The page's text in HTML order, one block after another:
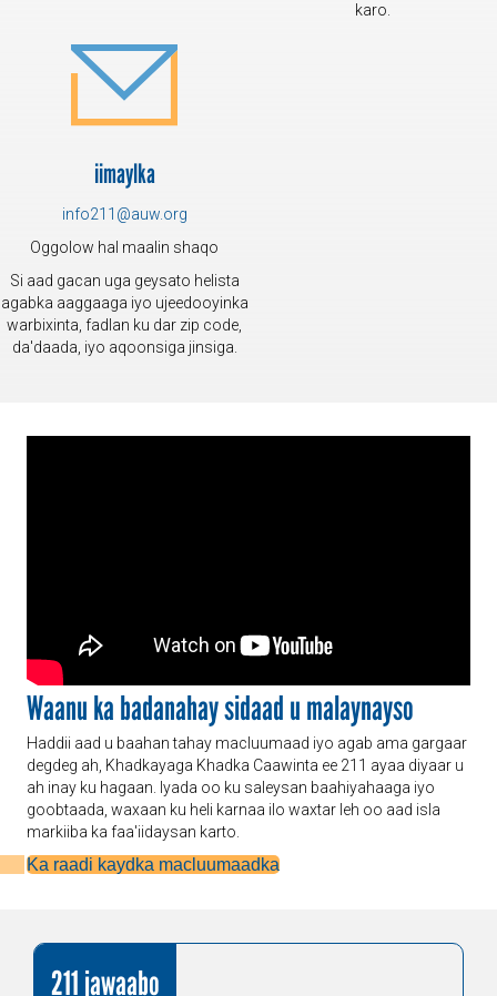
karo.
iimaylka
info211@auw.org
Oggolow hal maalin shaqo
Si aad gacan uga geysato helista
agabka aaggaaga iyo ujeedooyinka
warbixinta, fadlan ku dar zip code,
da'daada, iyo aqoonsiga jinsiga.
Waanu ka badanahay sidaad u malaynayso
Haddii aad u baahan tahay macluumaad iyo agab ama gargaar
degdeg ah, Khadkayaga Khadka Caawinta ee 211 ayaa diyaar u
ah inay ku hagaan. Iyada oo ku saleysan baahiyahaaga iyo
goobtaada, waxaan ku heli karnaa ilo waxtar leh oo aad isla
markiiba ka faa'iidaysan karto.
Ka raadi kaydka macluumaadka
211 jawaabo